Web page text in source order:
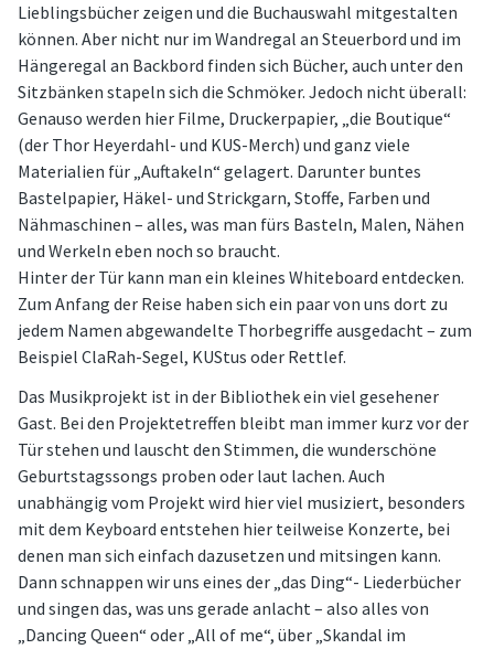
Lieblingsbücher zeigen und die Buchauswahl mitgestalten
können. Aber nicht nur im Wandregal an Steuerbord und im
Hängeregal an Backbord finden sich Bücher, auch unter den
Sitzbänken stapeln sich die Schmöker. Jedoch nicht überall:
Genauso werden hier Filme, Druckerpapier, „die Boutique“
(der Thor Heyerdahl- und KUS-Merch) und ganz viele
Materialien für „Auftakeln“ gelagert. Darunter buntes
Bastelpapier, Häkel- und Strickgarn, Stoffe, Farben und
Nähmaschinen – alles, was man fürs Basteln, Malen, Nähen
und Werkeln eben noch so braucht.
Hinter der Tür kann man ein kleines Whiteboard entdecken.
Zum Anfang der Reise haben sich ein paar von uns dort zu
jedem Namen abgewandelte Thorbegriffe ausgedacht – zum
Beispiel ClaRah-Segel, KUStus oder Rettlef.
Das Musikprojekt ist in der Bibliothek ein viel gesehener
Gast. Bei den Projektetreffen bleibt man immer kurz vor der
Tür stehen und lauscht den Stimmen, die wunderschöne
Geburtstagssongs proben oder laut lachen. Auch
unabhängig vom Projekt wird hier viel musiziert, besonders
mit dem Keyboard entstehen hier teilweise Konzerte, bei
denen man sich einfach dazusetzen und mitsingen kann.
Dann schnappen wir uns eines der „das Ding“- Liederbücher
und singen das, was uns gerade anlacht – also alles von
„Dancing Queen“ oder „All of me“, über „Skandal im